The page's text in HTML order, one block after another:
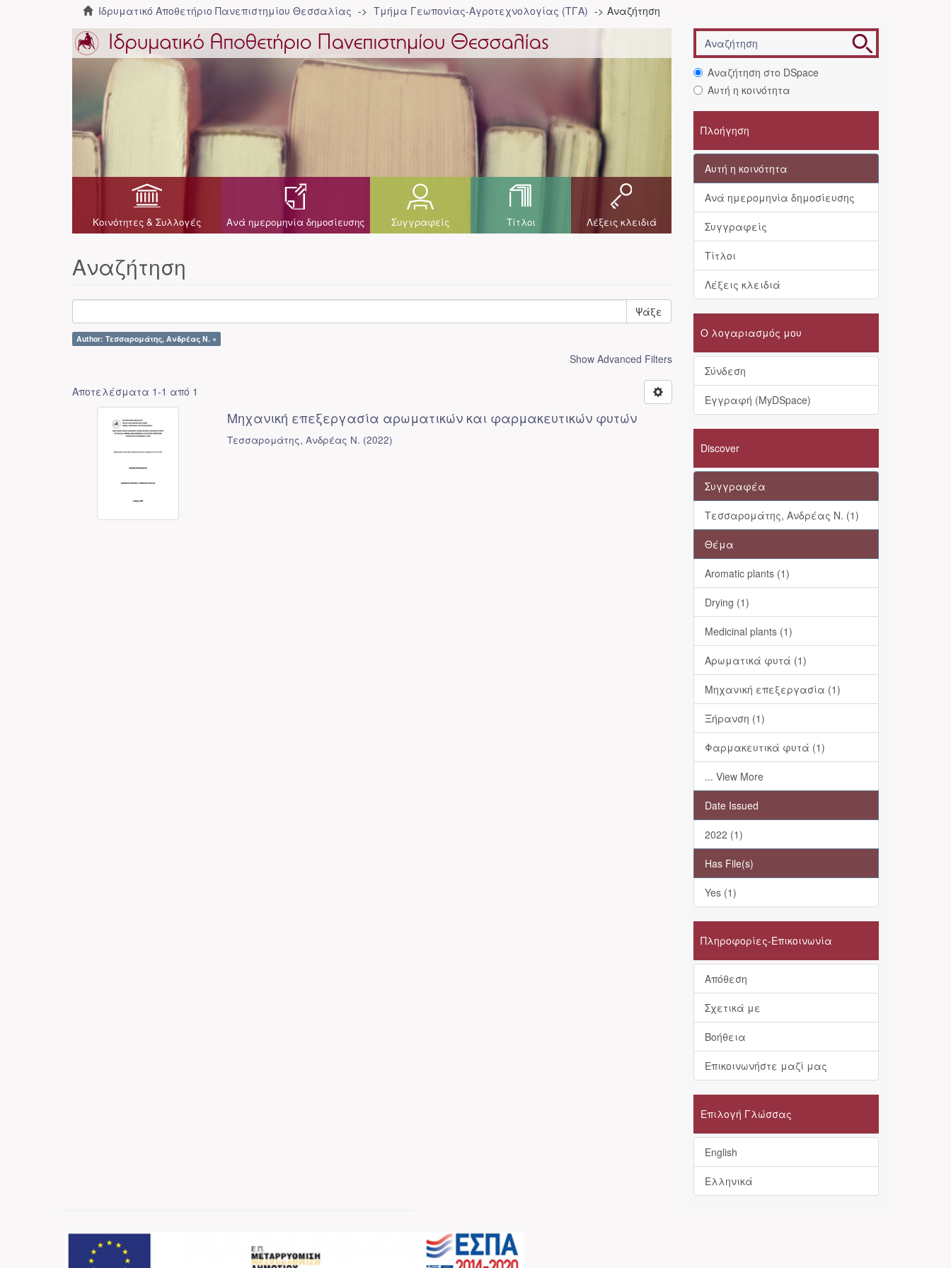
Ιδρυματικό Αποθετήριο Πανεπιστημίου Θεσσαλίας Τμήμα Γεωπονίας-Αγροτεχνολογίας (ΤΓΑ) Αναζήτηση
Κοινότητες & Συλλογές Ανά ημερομηνία δημοσίευσης Συγγραφείς Τίτλοι Λέξεις κλειδιά
Αναζήτηση
Ψάξε
Author: Τεσσαρομάτης, Ανδρέας Ν. ×
Show Advanced Filters
Αποτελέσματα 1-1 από 1
Μηχανική επεξεργασία αρωματικών και φαρμακευτικών φυτών
Τεσσαρομάτης, Ανδρέας Ν. (2022)
Αναζήτηση στο DSpace
Αυτή η κοινότητα
Πλοήγηση
Αυτή η κοινότητα
Ανά ημερομηνία δημοσίευσης
Συγγραφείς
Τίτλοι
Λέξεις κλειδιά
Ο λογαριασμός μου
Σύνδεση
Εγγραφή (MyDSpace)
Discover
Συγγραφέα
Τεσσαρομάτης, Ανδρέας Ν. (1)
Θέμα
Aromatic plants (1)
Drying (1)
Medicinal plants (1)
Αρωματικά φυτά (1)
Μηχανική επεξεργασία (1)
Ξήρανση (1)
Φαρμακευτικά φυτά (1)
... View More
Date Issued
2022 (1)
Has File(s)
Yes (1)
Πληροφορίες-Επικοινωνία
Απόθεση
Σχετικά με
Βοήθεια
Επικοινωνήστε μαζί μας
Επιλογή Γλώσσας
English
Ελληνικά